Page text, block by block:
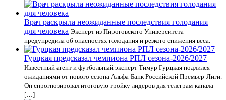
Врач раскрыла неожиданные последствия голодания
для человека Эксперт из Пироговского Университета
предупредила об опасностях голодания и резкого снижения веса.
Гурцкая предсказал чемпиона РПЛ сезона-2026/2027
Известный агент и футбольный эксперт Тимур Гурцкая подлился
ожиданиями от нового сезона Альфа-Банк Российской Премьер-Лиги.
Он спрогнозировал итоговую тройку лидеров для телеграм-канала
[…]